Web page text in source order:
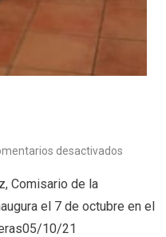
desactivadosen
Comisario de la
el 7 de octubre en el
10/21